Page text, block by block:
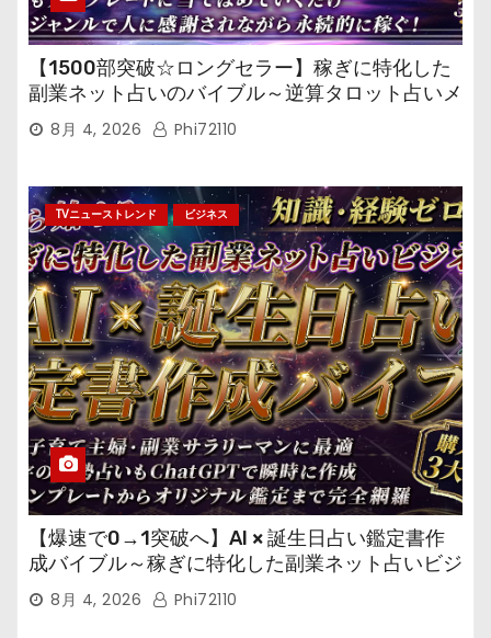
【1500部突破☆ロングセラー】稼ぎに特化した
副業ネット占いのバイブル～逆算タロット占いメ
ール鑑定マニュアル～
8月 4, 2026 Phi72110
TVニューストレンド ビジネス
【爆速で0→1突破へ】AI × 誕生日占い鑑定書作
成バイブル～稼ぎに特化した副業ネット占いビジ
ネス8月 4, 2026 Phi72110